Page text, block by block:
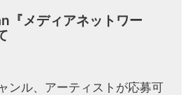
メディアネットワー
ンル、アーティストが応募可